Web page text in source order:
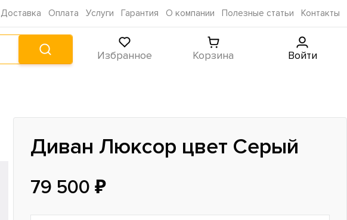
Доставка Оплата Услуги Гарантия О компании Полезные статьи Контакты
Избранное Корзина Войти
Диван Люксор цвет Серый
79 500 ₽